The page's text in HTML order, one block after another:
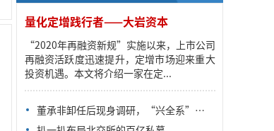
量化定增践行者——大岩资本
“2020年再融资新规”实施以来，上市公司
再融资活跃度迅速提升，定增市场迎来重大
投资机遇。本文将介绍一家在定...
董承非卸任后现身调研，“兴全系”私募大佬杨东、杜昌勇同行！